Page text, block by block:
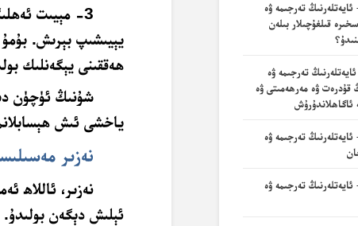
3- مېيىت
يېيىشىپ بېرىش. بۇمۇ
ھەققىنى يېگەنلىك
شۇنىڭ ئۈچۈن
ياخشى ئىش
نەزىر
نەزىر، ئاللاھ
ئېلىش دېگەن بولىدۇ.
69 ~ 73 – ئايەتلەرنىڭ تەرجىمە ۋە
قىلغۇچىلار بىلەن
63 ~67 – ئايەتلەرنىڭ تەرجىمە ۋە
قۇدرەت ۋە مەرھەمىتى ۋە
ئاگاھلاندۇرۇش
60 ~ 62 – ئايەتلەرنىڭ تەرجىمە ۋە
53 ~ 59 – ئايەتلەرنىڭ تەرجىمە ۋە